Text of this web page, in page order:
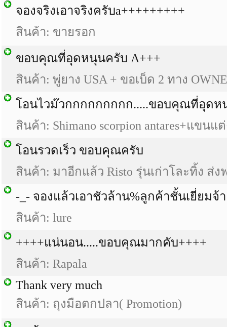
จองจริงเอาจริงครับa+++++++++
สินค้า: ขายรอก
ขอบคุณที่อุดหนุนครับ A+++
สินค้า: พู่ยาง USA + ขอเบ็ด 2 ทาง
โอนไวม๊วกกกกกกกกก.....ขอบคุณที่อุดห
สินค้า: Shimano scorpion antares+แขนแต่
โอนรวดเร็ว ขอบคุณครับ
สินค้า: มาอีกแล้ว Risto รุ่นเก่าโละทิ้ง ส่ง
-_- จองแล้วเอาชัวล้าน%ลูกค้าชั้นเยี่ยมจ้
สินค้า: lure
++++แน่นอน.....ขอบคุณมากคับ++++
สินค้า: Rapala
Thank very much
สินค้า: ถุงมือตกปลา( Promotion)